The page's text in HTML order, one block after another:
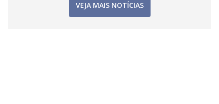
VEJA MAIS NOTÍCIAS